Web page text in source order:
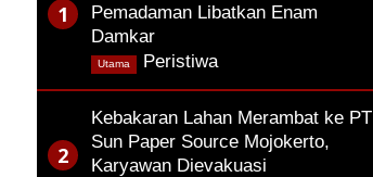
Pemadaman Libatkan Enam
Damkar
Peristiwa,
Utama
Kebakaran Lahan Merambat ke PT
Sun Paper Source Mojokerto,
Karyawan Dievakuasi